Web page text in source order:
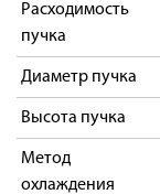
Расходимость
пучка
Диаметр пучка
Высота пучка
Метод
охлаждения